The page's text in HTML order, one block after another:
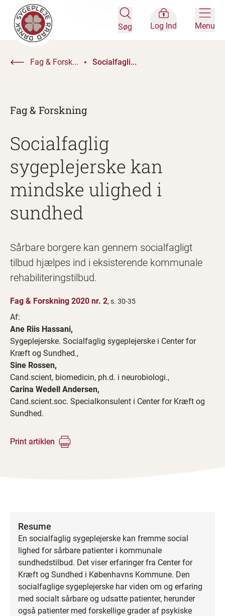
Søg Log Ind Menu
Fag & Forsk... Socialfagli...
Fag & Forskning
Socialfaglig
sygeplejerske kan
mindske ulighed i
sundhed
Sårbare borgere kan gennem socialfagligt
tilbud hjælpes ind i eksisterende kommunale
rehabiliteringstilbud.
Fag & Forskning 2020 nr. 2, s. 30-35
Af:
Ane Riis Hassani,
Sygeplejerske. Socialfaglig sygeplejerske i Center for
Kræft og Sundhed.,
Sine Rossen,
Cand.scient, biomedicin, ph.d. i neurobiologi.,
Carina Wedell Andersen,
Cand.scient.soc. Specialkonsulent i Center for Kræft og
Sundhed.
Print artiklen
Resume
En socialfaglig sygeplejerske kan fremme social
lighed for sårbare patienter i kommunale
sundhedstilbud. Det viser erfaringer fra Center for
Kræft og Sundhed i Københavns Kommune. Den
socialfaglige sygeplejerske har viden om og erfaring
med socialt sårbare og udsatte patienter, herunder
også patienter med forskellige grader af psykiske